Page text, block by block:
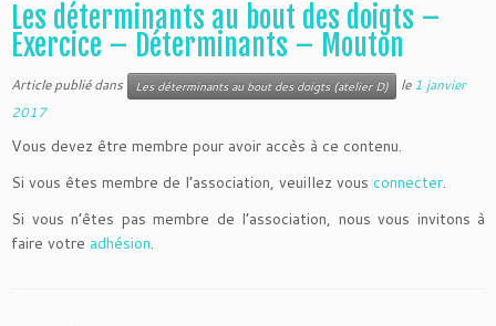
Les déterminants au bout des doigts –
Exercice – Déterminants – Mouton
Article publié dans Les déterminants au bout des doigts (atelier D) le1 janvier
2017
Vous devez être membre pour avoir accès à ce contenu.
Si vous êtes membre de l’association, veuillez vous connecter.
Si vous n’êtes pas membre de l’association, nous vous invitons à
faire votre adhésion.